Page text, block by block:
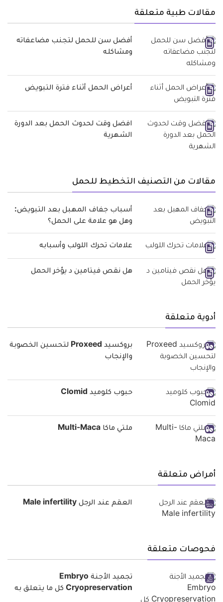
مقالات طبية متعلقة
أفضل سن للحمل لتجنب مضاعفاته
ومشاكله
أعراض الحمل أثناء فترة التبويض
افضل وقت لحدوث الحمل بعد الدورة
الشهرية
مقالات من التصنيف التخطيط للحمل
أسباب جفاف المهبل بعد التبويض:
وهل هو علامة على الحمل؟
علامات تحرك اللولب وأسبابه
هل نقص فيتامين د يؤخر الحمل
أدوية متعلقة
بروكسيد Proxeed لتحسين الخصوبة
والإنجاب
حبوب كلوميد Clomid
ملتي ماكا Multi-Maca
أمراض متعلقة
العقم عند الرجل Male infertility
فحوصات متعلقة
تجميد الأجنة Embryo
Cryopreservation كل ما يتعلق به